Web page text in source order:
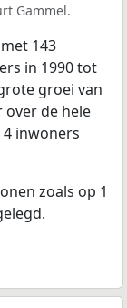
Gammel.
143
in 1990 tot
groei van
over de hele
4 inwoners
zoals op 1